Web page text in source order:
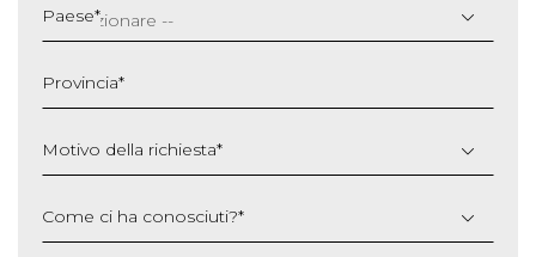
slash
MM
AAAA
Paese*
Provincia*
Motivo della richiesta*
Come ci ha conosciuti?*